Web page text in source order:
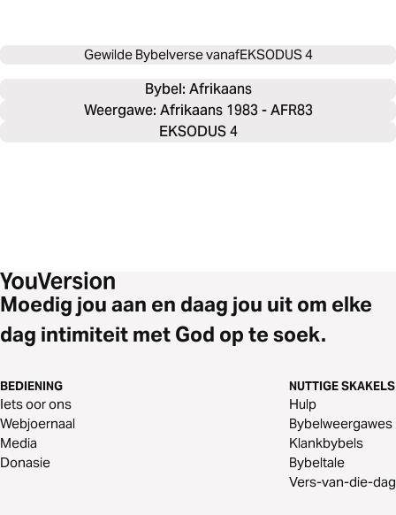
Gewilde Bybelverse vanafEKSODUS 4
Bybel: Afrikaans
Weergawe: Afrikaans 1983 - AFR83
EKSODUS 4
Moedig jou aan en daag jou uit om elke
dag intimiteit met God op te soek.
BEDIENING
Iets oor ons
Webjoernaal
Media
Donasie
NUTTIGE SKAKELS
Hulp
Bybelweergawes
Klankbybels
Bybeltale
Vers-van-die-dag